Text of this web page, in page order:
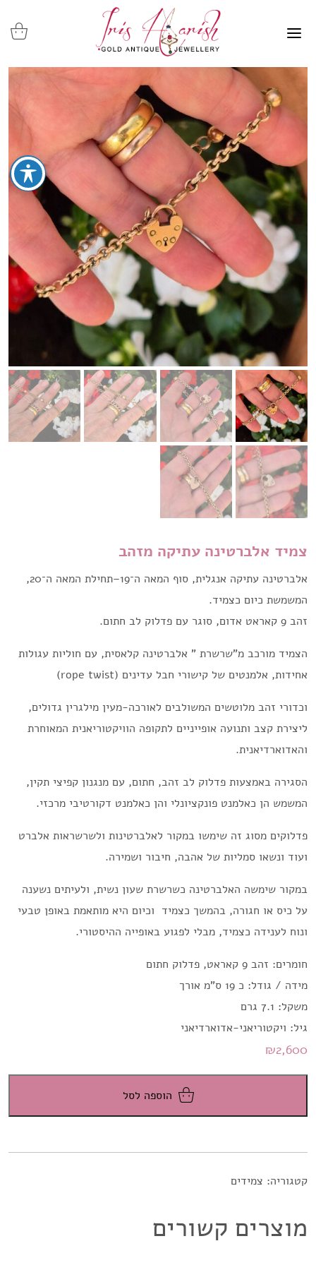
צמיד אלברטינה עתיקה מזהב
אלברטינה עתיקה אנגלית, סוף המאה ה־19–תחילת המאה ה־20,
המשמשת כיום כצמיד.
זהב 9 קאראט אדום, סוגר עם פדלוק לב חתום.
הצמיד מורכב מ"שרשרת " אלברטינה קלאסית, עם חוליות עגולות
אחידות, אלמנטים של קישורי חבל עדינים (rope twist)
וכדורי זהב מלוטשים המשולבים לאורכה-מעין מילגרין גדולים,
ליצירת קצב ותנועה אופייניים לתקופה הוויקטוריאנית המאוחרת
והאדוארדיאנית.
הסגירה באמצעות פדלוק לב זהב, חתום, עם מנגנון קפיצי תקין,
המשמש הן כאלמנט פונקציונלי והן כאלמנט דקורטיבי מרכזי.
פדלוקים מסוג זה שימשו במקור לאלברטינות ולשרשראות אלברט
ועוד ונשאו סמליות של אהבה, חיבור ושמירה.
במקור שימשה האלברטינה כשרשרת שעון נשית, ולעיתים נשענה
על כיס או חגורה, בהמשך כצמיד וכיום היא מותאמת באופן טבעי
ונוח לענידה כצמיד, מבלי לפגוע באופייה ההיסטורי.
חומרים: זהב 9 קאראט, פדלוק חתום
מידה / גודל: כ 19 ס"מ אורך
משקל: 7.1 גרם
גיל: ויקטוריאני-אדוארדיאני
₪2,600
הוספה לסל
קטגוריה: צמידים
מוצרים קשורים